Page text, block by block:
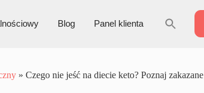
Blog Panel klienta
» Czego nie jeść na diecie keto? Poznaj zakazane